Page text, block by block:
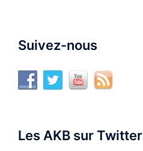
Suivez-nous
Les AKB sur Twitter